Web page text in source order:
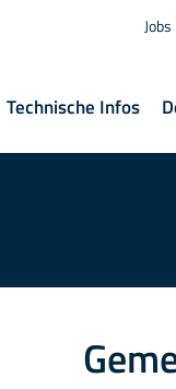
Technische Infos
Jobs